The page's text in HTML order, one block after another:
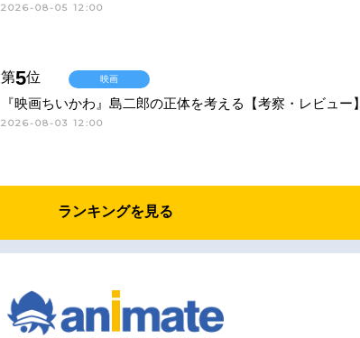
2026-08-05 12:00
第5位
『映画ちいかわ』島二郎の正体を考える【考察・レビュー】
2026-08-03 12:00
映画
ランキングを見る